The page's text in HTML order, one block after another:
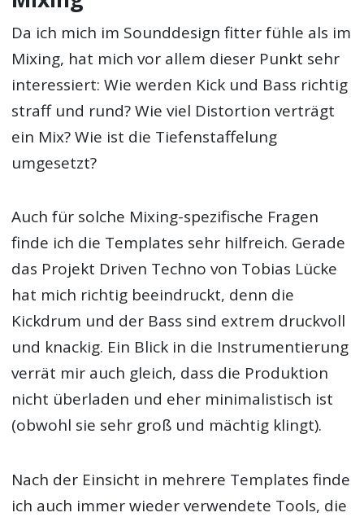
Da ich mich im Sounddesign fitter fühle als im
Mixing, hat mich vor allem dieser Punkt sehr
interessiert: Wie werden Kick und Bass richtig
straff und rund? Wie viel Distortion verträgt
ein Mix? Wie ist die Tiefenstaffelung
umgesetzt?
Auch für solche Mixing-spezifische Fragen
finde ich die Templates sehr hilfreich. Gerade
das Projekt Driven Techno von Tobias Lücke
hat mich richtig beeindruckt, denn die
Kickdrum und der Bass sind extrem druckvoll
und knackig. Ein Blick in die Instrumentierung
verrät mir auch gleich, dass die Produktion
nicht überladen und eher minimalistisch ist
(obwohl sie sehr groß und mächtig klingt).
Nach der Einsicht in mehrere Templates finde
ich auch immer wieder verwendete Tools, die